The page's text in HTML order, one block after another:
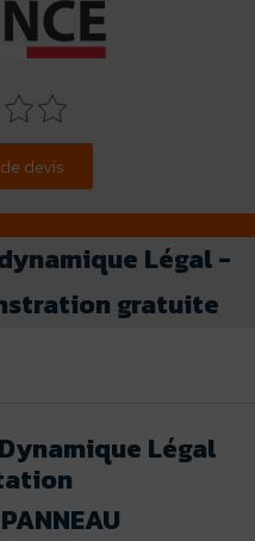
devis
Légal -
gratuite
Légal